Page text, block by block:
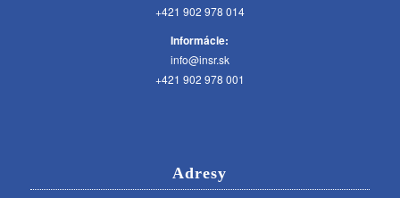
+421 902 978 014
Informácie:
info@insr.sk
+421 902 978 001
Adresy